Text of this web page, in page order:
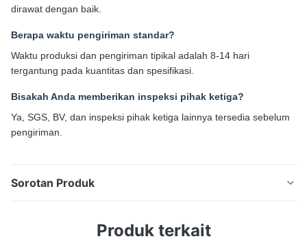
dirawat dengan baik.
Berapa waktu pengiriman standar?
Waktu produksi dan pengiriman tipikal adalah 8-14 hari
tergantung pada kuantitas dan spesifikasi.
Bisakah Anda memberikan inspeksi pihak ketiga?
Ya, SGS, BV, dan inspeksi pihak ketiga lainnya tersedia sebelum
pengiriman.
Sorotan Produk
Cermin Selesai 0,3mm–3,0mm Ikhtisar Produk
Produk terkait